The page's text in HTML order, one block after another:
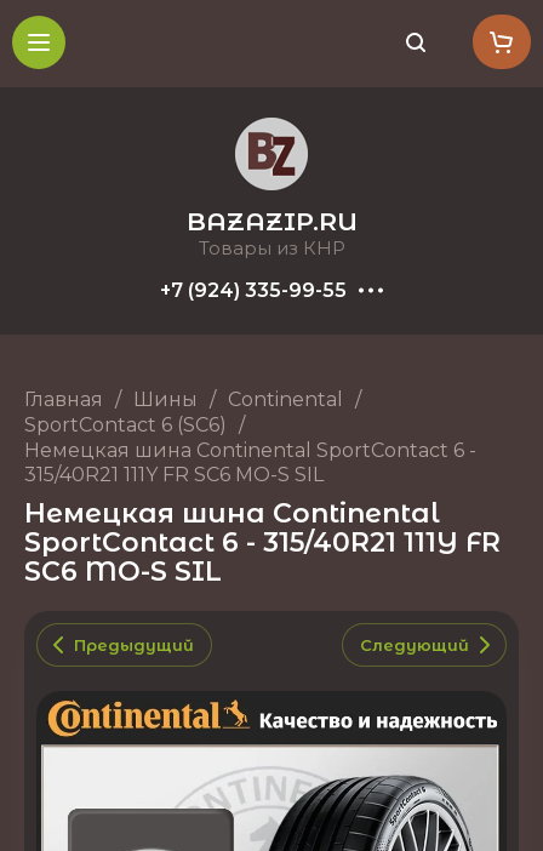
BAZAZIP.RU
Товары из КНР
+7 (924) 335-99-55
Главная / Шины / Continental
/
SportContact 6 (SC6)
/
Немецкая шина Continental SportContact 6 -
315/40R21 111Y FR SC6 MO-S SIL
Немецкая шина Continental
SportContact 6 - 315/40R21 111Y FR
SC6 MO-S SIL
Предыдущий Следующий